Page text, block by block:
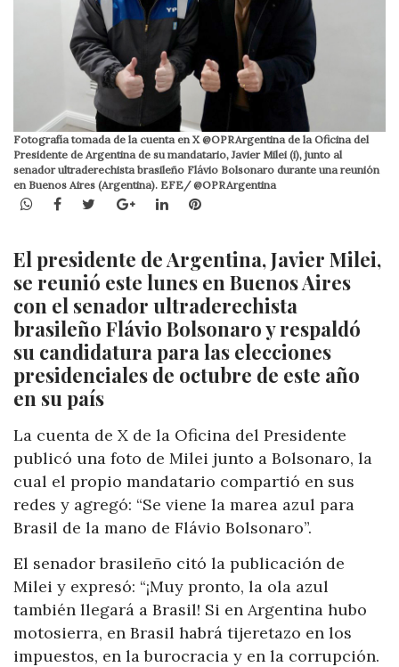
Fotografía tomada de la cuenta en X @OPRArgentina de la Oficina del
Presidente de Argentina de su mandatario, Javier Milei (i), junto al
senador ultraderechista brasileño Flávio Bolsonaro durante una reunión
en Buenos Aires (Argentina). EFE/ @OPRArgentina
WhatsApp
Facebook
TwitterGoogle+LinkedInPinterest
El presidente de Argentina, Javier Milei,
se reunió este lunes en Buenos Aires
con el senador ultraderechista
brasileño Flávio Bolsonaro y respaldó
su candidatura para las elecciones
presidenciales de octubre de este año
en su país
La cuenta de X de la Oficina del Presidente
publicó una foto de Milei junto a Bolsonaro, la
cual el propio mandatario compartió en sus
redes y agregó: “Se viene la marea azul para
Brasil de la mano de Flávio Bolsonaro”.
El senador brasileño citó la publicación de
Milei y expresó: “¡Muy pronto, la ola azul
también llegará a Brasil! Si en Argentina hubo
motosierra, en Brasil habrá tijeretazo en los
impuestos, en la burocracia y en la corrupción.